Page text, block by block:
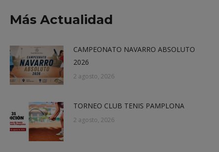
Más Actualidad
CAMPEONATO NAVARRO ABSOLUTO
2026
2 agosto, 2026
TORNEO CLUB TENIS PAMPLONA
2 agosto, 2026